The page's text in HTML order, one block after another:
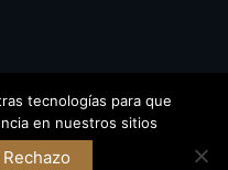
CRUM © All rights
tecnologías para que
en nuestros sitios
Rechazo